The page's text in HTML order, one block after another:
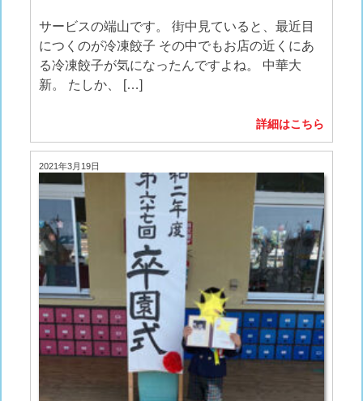
サービスの端山です。 街中見ていると、最近目
につくのが冷凍餃子 その中でもお店の近くにあ
る冷凍餃子が気になったんですよね。 中華大
新。 たしか、 […]
詳細はこちら
2021年3月19日